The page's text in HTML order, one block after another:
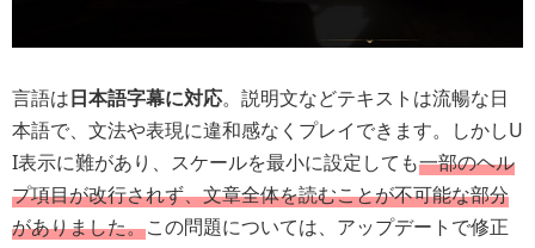
言語は日本語字幕に対応。説明文などテキストは流暢な日
本語で、文法や表現に違和感なくプレイできます。しかしU
I表示に難があり、スケールを最小に設定しても一部のヘル
プ項目が改行されず、文章全体を読むことが不可能な部分
がありました。この問題については、アップデートで修正